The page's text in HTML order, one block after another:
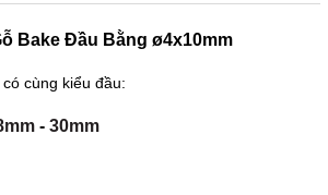
Bake Đầu Bằng ø4x10mm
cùng kiểu đầu:
- 30mm